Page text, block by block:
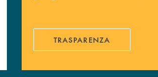
TRASPARENZA